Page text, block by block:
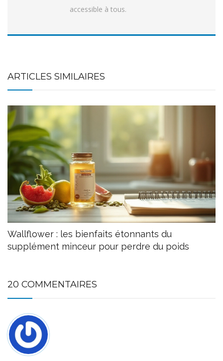
accessible à tous.
ARTICLES SIMILAIRES
Wallflower : les bienfaits étonnants du
supplément minceur pour perdre du poids
20 COMMENTAIRES